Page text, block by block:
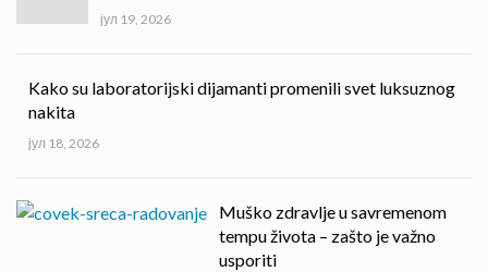
јул 19, 2026
Kako su laboratorijski dijamanti promenili svet luksuznog
nakita
јул 18, 2026
Muško zdravlje u savremenom
tempu života – zašto je važno
usporiti